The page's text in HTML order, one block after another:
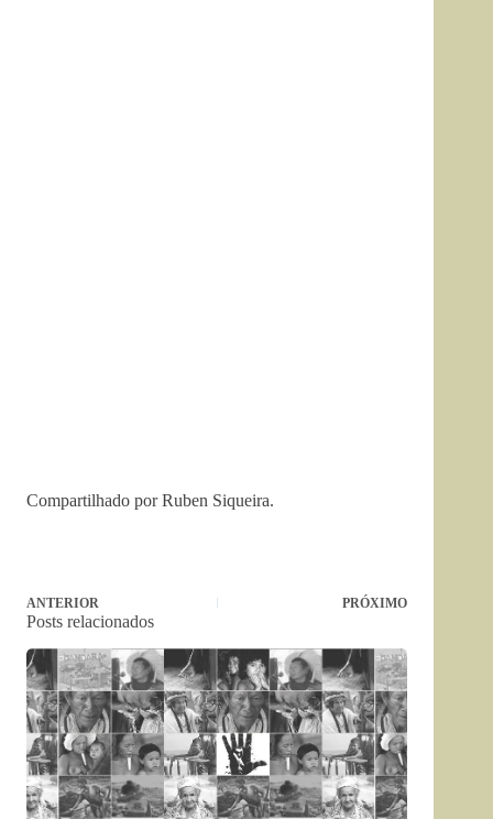
Compartilhado por Ruben Siqueira.
ANTERIOR PRÓXIMO
Posts relacionados